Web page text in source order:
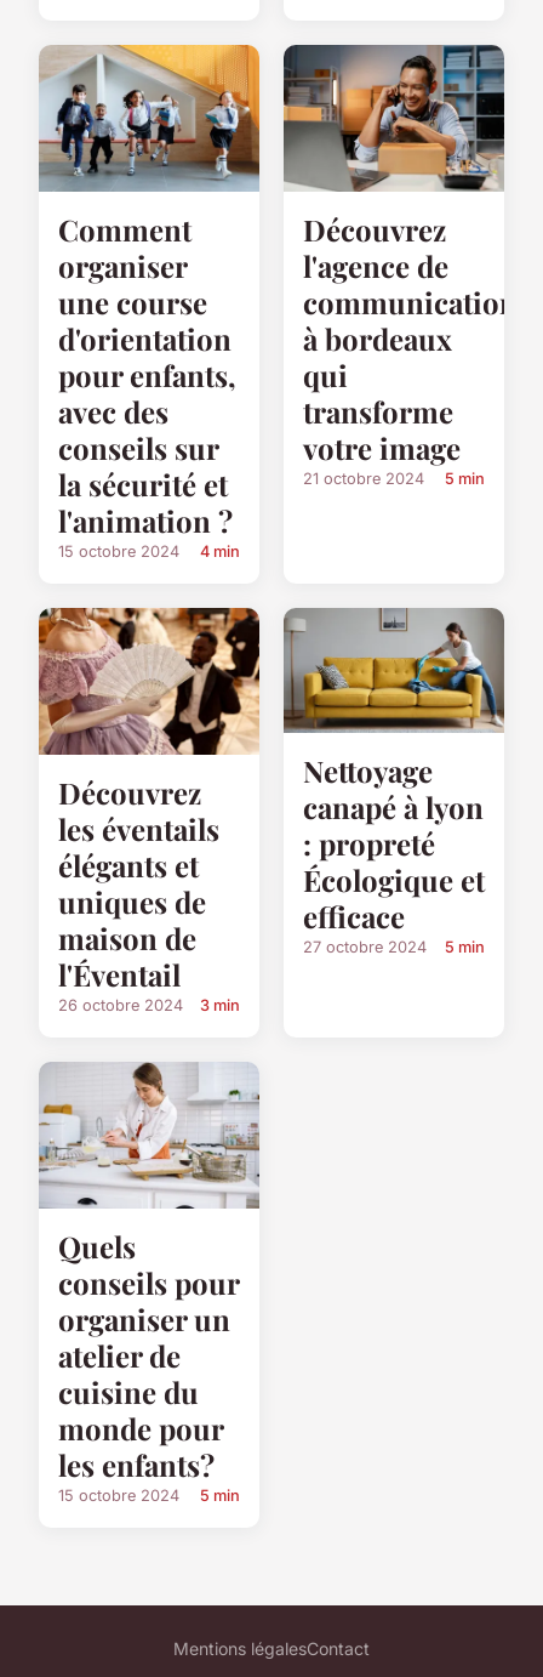
Comment
organiser
une course
d'orientation
pour enfants,
avec des
conseils sur
la sécurité et
l'animation ?
15 octobre 2024 4 min
Découvrez
l'agence de
communication
à bordeaux
qui
transforme
votre image
21 octobre 2024 5 min
Découvrez
les éventails
élégants et
uniques de
maison de
l'Éventail
26 octobre 2024 3 min
Nettoyage
canapé à lyon
: propreté
Écologique et
efficace
27 octobre 2024 5 min
Quels
conseils pour
organiser un
atelier de
cuisine du
monde pour
les enfants?
15 octobre 2024 5 min
Mentions légalesContact